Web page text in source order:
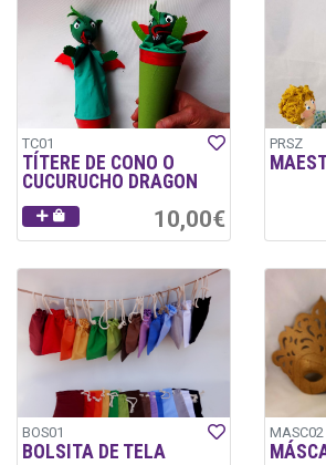
TC01
TÍTERE DE CONO O
CUCURUCHO DRAGON
10,00€
PRSZ
BOS01
BOLSITA DE TELA
MASC02